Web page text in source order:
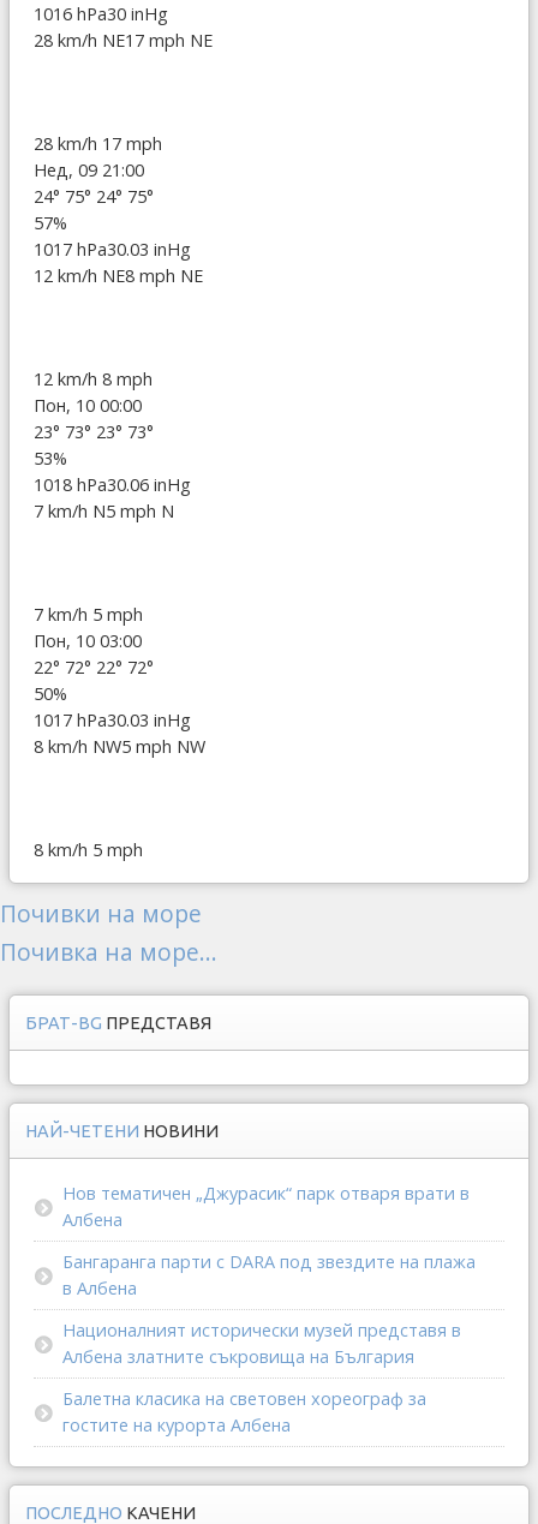
1016 hPa30 inHg
28 km/h NE17 mph NE
28 km/h 17 mph
Нед, 09 21:00
24° 75° 24° 75°
57%
1017 hPa30.03 inHg
12 km/h NE8 mph NE
12 km/h 8 mph
Пон, 10 00:00
23° 73° 23° 73°
53%
1018 hPa30.06 inHg
7 km/h N5 mph N
7 km/h 5 mph
Пон, 10 03:00
22° 72° 22° 72°
50%
1017 hPa30.03 inHg
8 km/h NW5 mph NW
8 km/h 5 mph
Почивки на море
Почивка на море...
БРАТ-BG ПРЕДСТАВЯ
НАЙ-ЧЕТЕНИ НОВИНИ
Нов тематичен „Джурасик“ парк отваря врати в
Албена
Бангаранга парти с DARA под звездите на плажа
в Албена
Националният исторически музей представя в
Албена златните съкровища на България
Балетна класика на световен хореограф за
гостите на курорта Албена
ПОСЛЕДНО КАЧЕНИ